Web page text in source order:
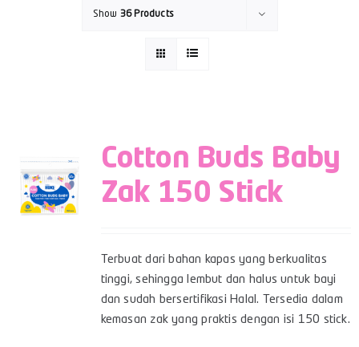
Show 36 Products
Cotton Buds Baby
Zak 150 Stick
Terbuat dari bahan kapas yang berkualitas
tinggi, sehingga lembut dan halus untuk bayi
dan sudah bersertifikasi Halal. Tersedia dalam
kemasan zak yang praktis dengan isi 150 stick.